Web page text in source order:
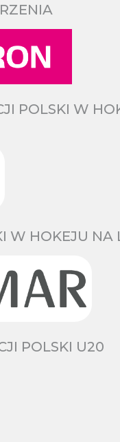
POLSKI W
W HOKEJU NA
POLSKI U20